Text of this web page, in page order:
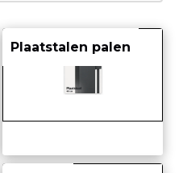
Plaatstalen palen